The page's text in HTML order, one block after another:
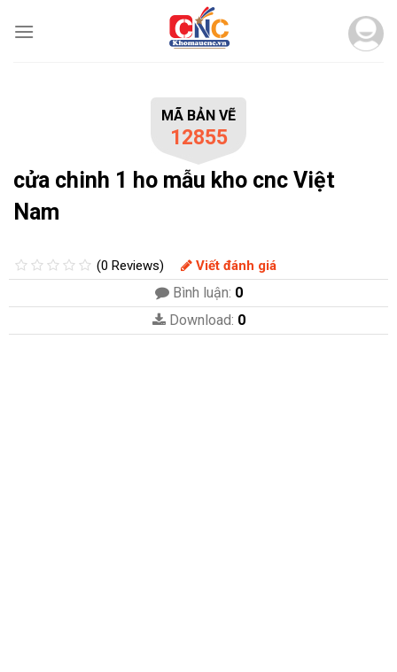
MÃ BẢN VẼ
12855
cửa chinh 1 ho mẫu kho cnc Việt
Nam
(0 Reviews) Viết đánh giá
Bình luận: 0
Download: 0